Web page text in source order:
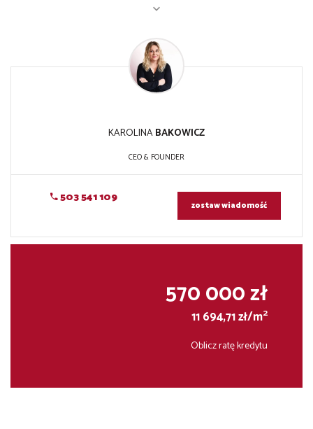
KAROLINABAKOWICZ
CEO & FOUNDER
503 541 109 zostaw wiadomość
570 000 zł
11 694,71 zł/m2
Oblicz ratę kredytu